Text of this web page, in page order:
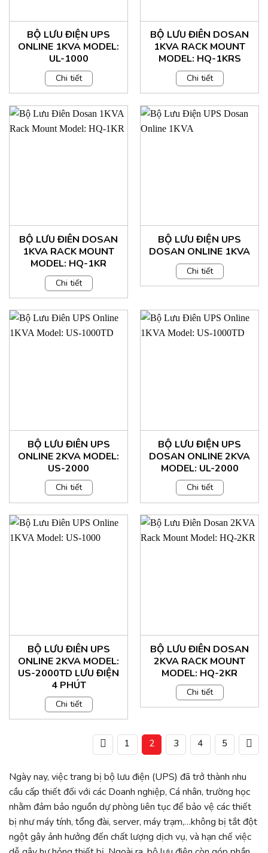
BỘ LƯU ĐIỆN UPS
ONLINE 1KVA MODEL:
UL-1000
Chi tiết
BỘ LƯU ĐIÊN DOSAN
1KVA RACK MOUNT
MODEL: HQ-1KRS
Chi tiết
BỘ LƯU ĐIÊN DOSAN
1KVA RACK MOUNT
MODEL: HQ-1KR
Chi tiết
BỘ LƯU ĐIỆN UPS
DOSAN ONLINE 1KVA
Chi tiết
BỘ LƯU ĐIÊN UPS
ONLINE 2KVA MODEL:
US-2000
Chi tiết
BỘ LƯU ĐIỆN UPS
DOSAN ONLINE 2KVA
MODEL: UL-2000
Chi tiết
BỘ LƯU ĐIÊN UPS
ONLINE 2KVA MODEL:
US-2000TD LƯU ĐIỆN
4 PHÚT
Chi tiết
BỘ LƯU ĐIÊN DOSAN
2KVA RACK MOUNT
MODEL: HQ-2KR
Chi tiết
1 2 3 4 5
Ngày nay, việc trang bị bộ lưu điện (UPS) đã trở thành nhu
cầu cấp thiết đối với các Doanh nghiệp, Cá nhân, trường học
nhằm đảm bảo nguồn dự phòng liên tục để bảo vệ các thiết
bị như máy tính, tổng đài, server, máy trạm,…không bị tắt đột
ngột gây ảnh hưởng đến chất lượng dịch vụ, và hạn chế việc